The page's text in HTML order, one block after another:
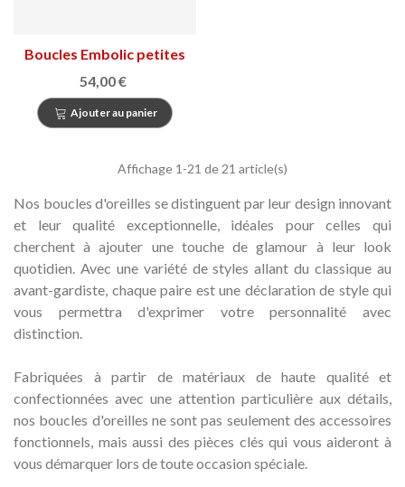
Boucles Embolic petites
54,00 €
Ajouter au panier
Affichage 1 -21 de 21 article(s)
Nos boucles d'oreilles se distinguent par leur design innovant
et leur qualité exceptionnelle, idéales pour celles qui
cherchent à ajouter une touche de glamour à leur look
quotidien. Avec une variété de styles allant du classique au
avant-gardiste, chaque paire est une déclaration de style qui
vous permettra d'exprimer votre personnalité avec
distinction.
Fabriquées à partir de matériaux de haute qualité et
confectionnées avec une attention particulière aux détails,
nos boucles d'oreilles ne sont pas seulement des accessoires
fonctionnels, mais aussi des pièces clés qui vous aideront à
vous démarquer lors de toute occasion spéciale.